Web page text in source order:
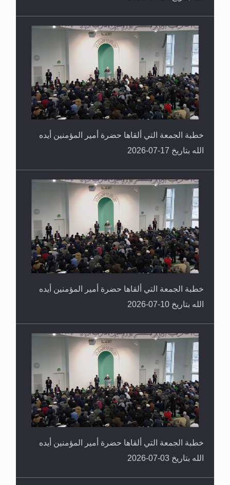
خطبة الجمعة التي ألقاها حضرة أمير المؤمنين أيده
الله بتاريخ 17-07-2026
خطبة الجمعة التي ألقاها حضرة أمير المؤمنين أيده
الله بتاريخ 10-07-2026
خطبة الجمعة التي ألقاها حضرة أمير المؤمنين أيده
الله بتاريخ 03-07-2026